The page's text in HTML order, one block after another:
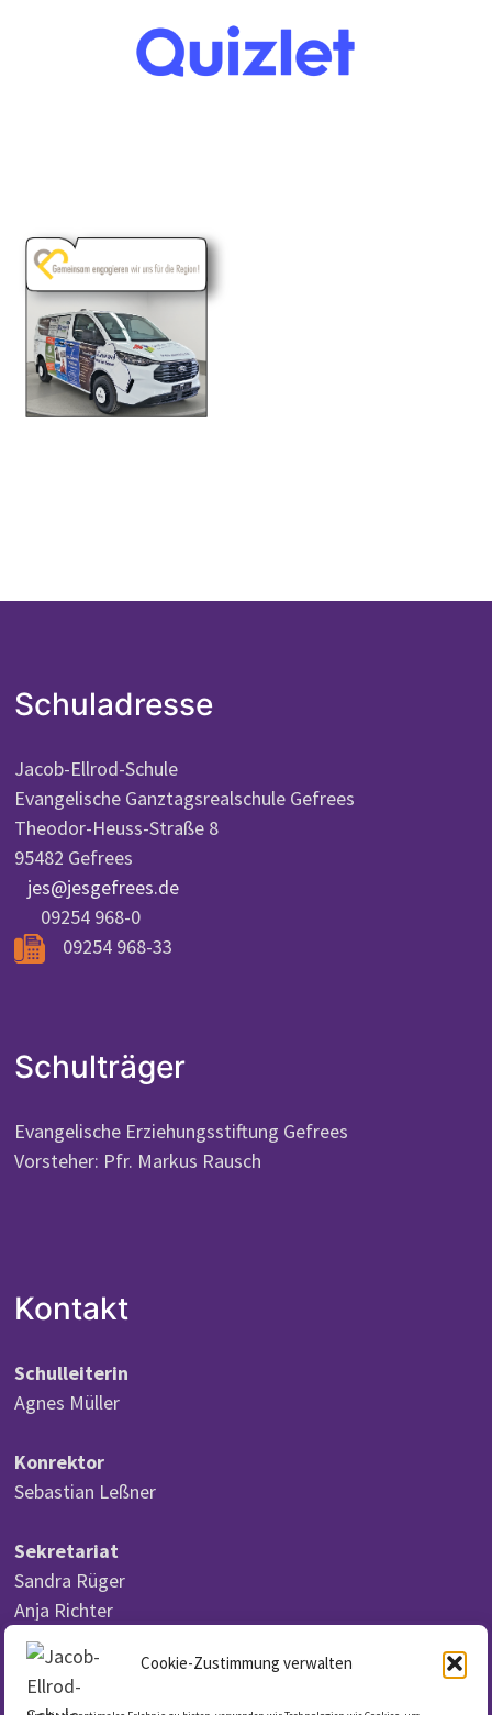
Cookie-Zustimmung verwalten
Schuladresse
Jacob-Ellrod-Schule
Evangelische Ganztagsrealschule Gefrees
Theodor-Heuss-Straße 8
95482 Gefrees
jes@jesgefrees.de
09254 968-0
09254 968-33
Schulträger
Evangelische Erziehungsstiftung Gefrees
Vorsteher: Pfr. Markus Rausch
Kontakt
Schulleiterin
Agnes Müller
Konrektor
Sebastian Leßner
Sekretariat
Sandra Rüger
Anja Richter